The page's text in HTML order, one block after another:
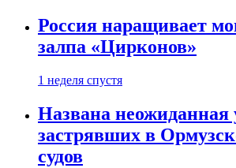
Россия наращивает
залпа «Цирконов»
1 неделя спустя
Названа неожиданная
застрявших в
судов